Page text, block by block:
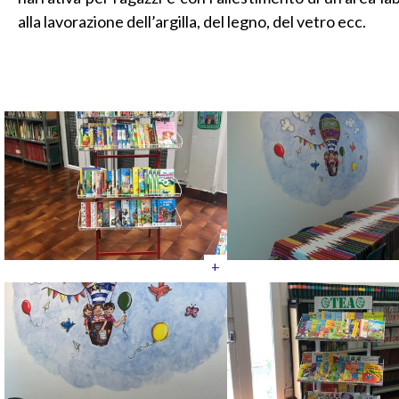
alla lavorazione dell’argilla, del legno, del vetro ecc.
+